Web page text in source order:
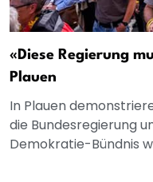
«Diese Regierung
Plauen
In Plauen
die Bundesregierung
Demokratie-Bündnis